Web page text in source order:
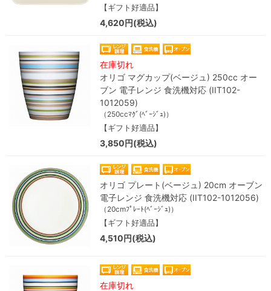
【ギフト好適品】
4,620円(税込)
在庫切れ
オリゴ マグカップ(ベージュ) 250cc オー
ブン 電子レンジ 食洗機対応 (IIT102-
1012059)
（250ccﾏｸﾞ(ﾍﾞｰｼﾞｭ)）
【ギフト好適品】
3,850円(税込)
オリゴ プレート(ベージュ) 20cm オーブン
電子レンジ 食洗機対応 (IIT102-1012056)
（20cmﾌﾟﾚｰﾄ(ﾍﾞｰｼﾞｭ)）
【ギフト好適品】
4,510円(税込)
在庫切れ